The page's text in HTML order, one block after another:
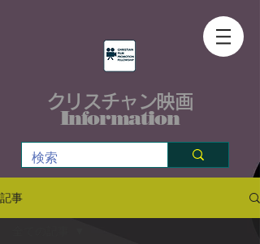
クリスチャン映画
Information
記事